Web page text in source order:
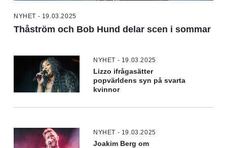
NYHET - 19.03.2025
Thåström och Bob Hund delar scen i sommar
NYHET - 19.03.2025
Lizzo ifrågasätter
popvärldens syn på svarta
kvinnor
NYHET - 19.03.2025
Joakim Berg om